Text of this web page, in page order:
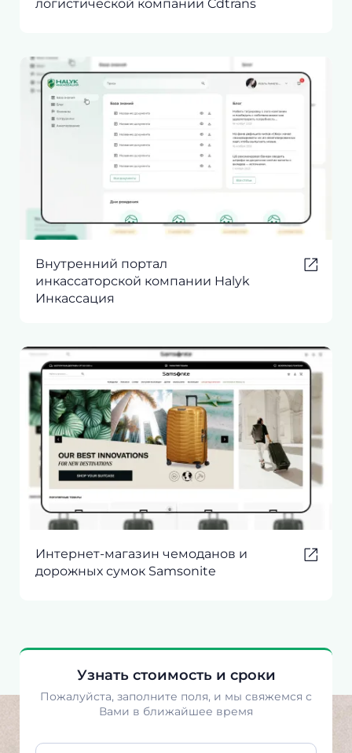
логистической компании Cdtrans
Внутренний портал
инкассаторской компании Halyk
Инкассация
Интернет-магазин чемоданов и
дорожных сумок Samsonite
Узнать стоимость и сроки
Пожалуйста, заполните поля, и мы свяжемся с
Вами в ближайшее время